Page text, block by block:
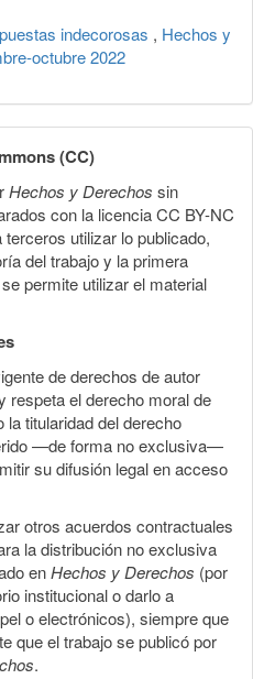
indecorosas , Hechos y
octubre 2022
(CC)
Hechos y Derechos sin
con la licencia CC BY-NC
utilizar lo publicado,
del trabajo y la primera
permite utilizar el material
de derechos de autor
respeta el derecho moral de
titularidad del derecho
—de forma no exclusiva—
su difusión legal en acceso
otros acuerdos contractuales
la distribución no exclusiva
enHechos y Derechos (por
institucional o darlo a
o electrónicos), siempre que
que el trabajo se publicó por
.